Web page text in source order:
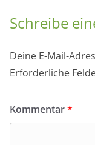
Schreibe
Deine E-Mail-
Erforderliche
Kommentar*